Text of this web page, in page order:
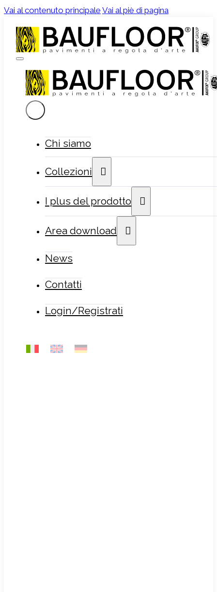
Vai al contenuto principale Vai al piè di pagina
Chi siamo
Collezioni
I plus del prodotto
Area download
News
Contatti
Login/Registrati